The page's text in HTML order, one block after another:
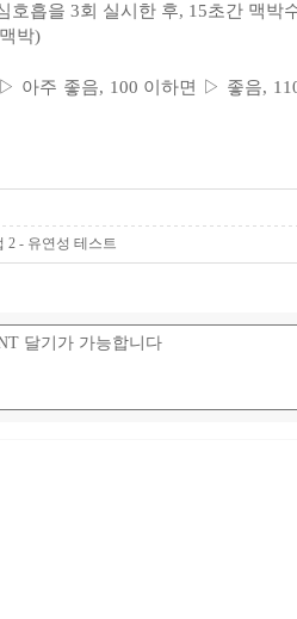
호흡을 3회 실시한 후, 15초간 맥박
박)
아주 좋음, 100 이하면 ▷ 좋음,
2 - 유연성 테스트